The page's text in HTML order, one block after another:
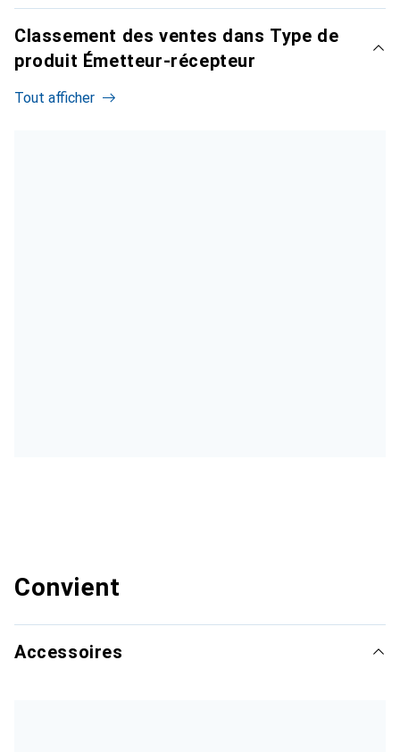
Classement des ventes dans Type de
produit Émetteur-récepteur
Tout afficher
Convient
Accessoires